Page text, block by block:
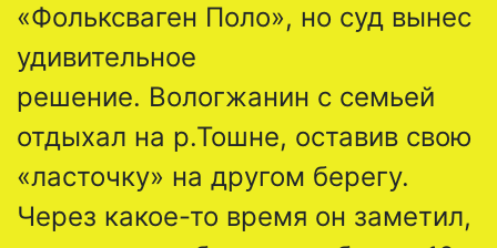
«Фольксваген Поло», но суд вынес
удивительное
решение. Вологжанин с семьей
отдыхал на р.Тошне, оставив свою
«ласточку» на другом берегу.
Через какое-то время он заметил,